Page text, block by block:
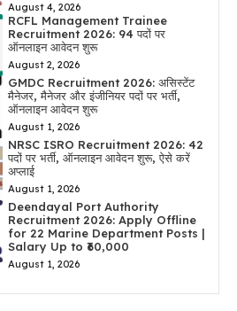
August 4, 2026
RCFL Management Trainee
Recruitment 2026: 94 पदों पर
ऑनलाइन आवेदन शुरू
August 2, 2026
GMDC Recruitment 2026: असिस्टेंट
मैनेजर, मैनेजर और इंजीनियर पदों पर भर्ती,
ऑनलाइन आवेदन शुरू
August 1, 2026
NRSC ISRO Recruitment 2026: 42
पदों पर भर्ती, ऑनलाइन आवेदन शुरू, ऐसे करें
अप्लाई
August 1, 2026
Deendayal Port Authority
Recruitment 2026: Apply Offline
for 22 Marine Department Posts |
Salary Up to ₹60,000
August 1, 2026